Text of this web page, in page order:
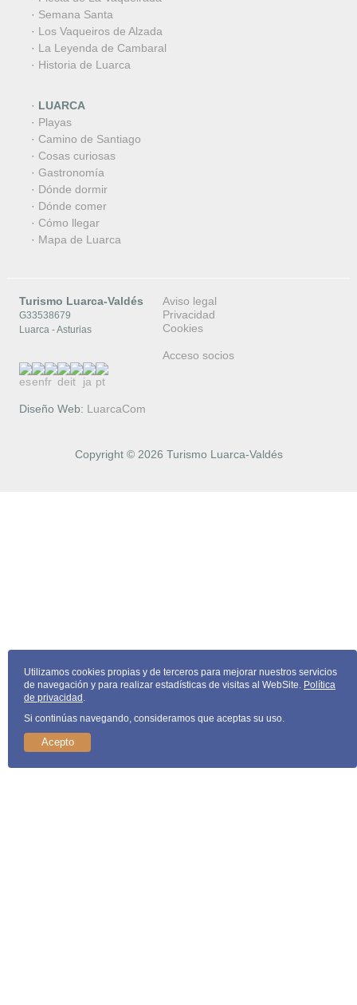
· Semana Santa
· Los Vaqueiros de Alzada
· La Leyenda de Cambaral
· Historia de Luarca
· LUARCA
· Playas
· Camino de Santiago
· Cosas curiosas
· Gastronomía
· Dónde dormir
· Dónde comer
· Cómo llegar
· Mapa de Luarca
Turismo Luarca-Valdés
G33538679
Luarca - Asturias
Aviso legal
Privacidad
Cookies
Acceso socios
Diseño Web: LuarcaCom
Copyright © 2026 Turismo Luarca-Valdés
Utilizamos cookies propias y de terceros para mejorar nuestros servicios
de navegación y para realizar estadísticas de visitas al WebSite. Política
de privacidad .
Si continúas navegando, consideramos que aceptas su uso.
Acepto